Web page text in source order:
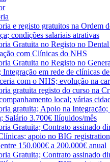
e registo gratuitos na Ordem
condições salariais atrativas
Gratuita no Registo no
com Clínicas do NHS
Gratuita no Registo no
em rede de clínicas
com o NHS; evolução na
gratuita registo do curso na
local; várias
gratuita; Apoio na
Salário 3.700€ Ilíquidos/mês
Gratuita; Contrato assinado
apoio no BIG
150.000€ a 200.000€ anual
Gratuita; Contrato assinado